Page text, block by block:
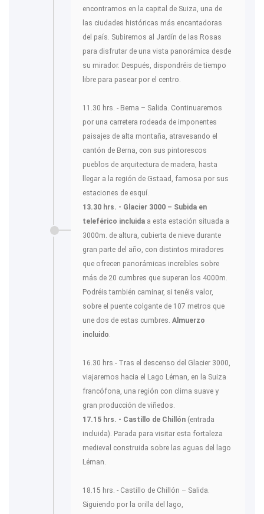
encontramos en la capital de Suiza, una de
las ciudades históricas más encantadoras
del país. Subiremos al Jardín de las Rosas
para disfrutar de una vista panorámica desde
su mirador. Después, dispondréis de tiempo
libre para pasear por el centro.
11.30 hrs. - Berna – Salida. Continuaremos
por una carretera rodeada de imponentes
paisajes de alta montaña, atravesando el
cantón de Berna, con sus pintorescos
pueblos de arquitectura de madera, hasta
llegar a la región de Gstaad, famosa por sus
estaciones de esquí.
13.30 hrs. - Glacier 3000 – Subida en
teleférico incluida a esta estación situada a
3000m. de altura, cubierta de nieve durante
gran parte del año, con distintos miradores
que ofrecen panorámicas increíbles sobre
más de 20 cumbres que superan los 4000m.
Podréis también caminar, si tenéis valor,
sobre el puente colgante de 107 metros que
une dos de estas cumbres. Almuerzo
incluido.
16.30 hrs.- Tras el descenso del Glacier 3000,
viajaremos hacia el Lago Léman, en la Suiza
francófona, una región con clima suave y
gran producción de viñedos.
17.15 hrs. - Castillo de Chillón (entrada
incluida). Parada para visitar esta fortaleza
medieval construida sobre las aguas del lago
Léman.
18.15 hrs. - Castillo de Chillón – Salida.
Siguiendo por la orilla del lago,